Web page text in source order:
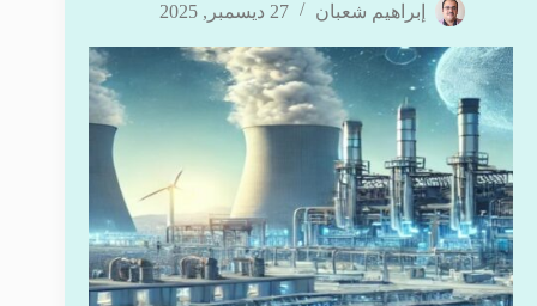
إبراهيم شعبان 27 ديسمبر, 2025